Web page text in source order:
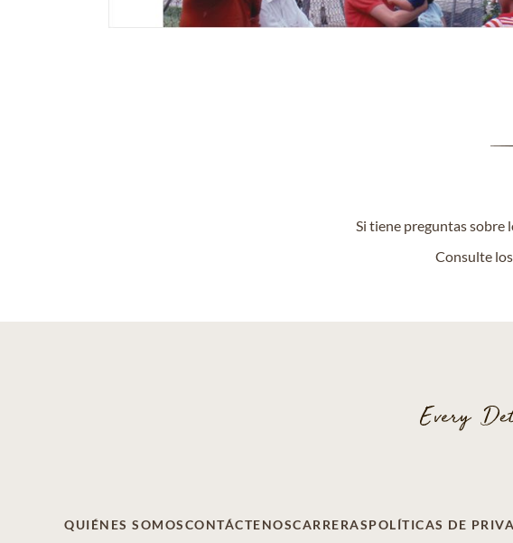
Si tiene preguntas sobre
Consulte
QUIÉNES SOMOSCONTÁCTENOSCARRERASPOLÍTICAS DE